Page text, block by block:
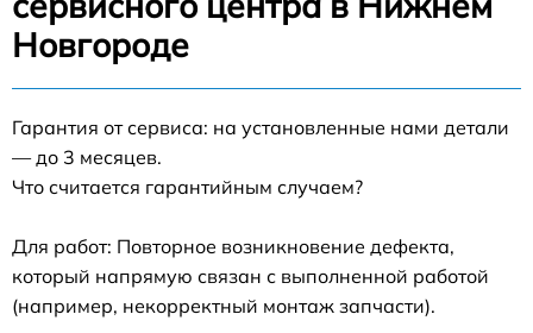
Новгороде
Гарантия от сервиса: на установленные нами детали
— до 3 месяцев.
Что считается гарантийным случаем?
Для работ: Повторное возникновение дефекта,
который напрямую связан с выполненной работой
(например, некорректный монтаж запчасти).